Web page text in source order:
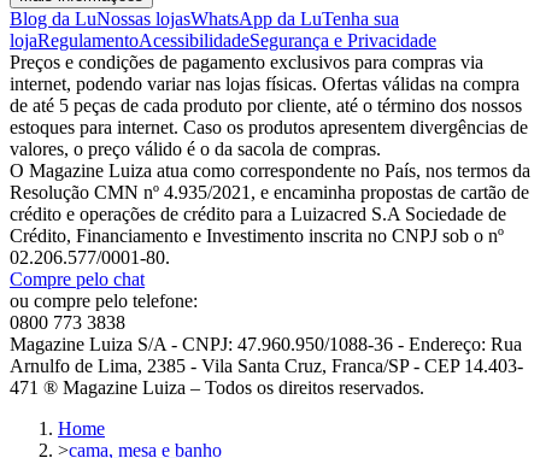
Blog da LuNossas lojasWhatsApp da LuTenha sua
lojaRegulamentoAcessibilidadeSegurança e Privacidade
Preços e condições de pagamento exclusivos para compras via
internet, podendo variar nas lojas físicas. Ofertas válidas na compra
de até 5 peças de cada produto por cliente, até o término dos nossos
estoques para internet. Caso os produtos apresentem divergências de
valores, o preço válido é o da sacola de compras.
O Magazine Luiza atua como correspondente no País, nos termos da
Resolução CMN nº 4.935/2021, e encaminha propostas de cartão de
crédito e operações de crédito para a Luizacred S.A Sociedade de
Crédito, Financiamento e Investimento inscrita no CNPJ sob o nº
02.206.577/0001-80.
Compre pelo chat
ou compre pelo telefone:
0800 773 3838
Magazine Luiza S/A - CNPJ: 47.960.950/1088-36 - Endereço: Rua
Arnulfo de Lima, 2385 - Vila Santa Cruz, Franca/SP - CEP 14.403-
471 ® Magazine Luiza – Todos os direitos reservados.
Home
>cama, mesa e banho